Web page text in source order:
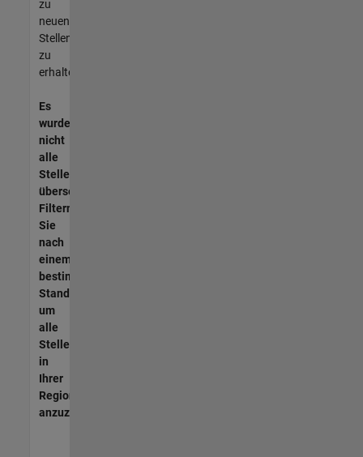
zu
neuen
Stellenangeboten
zu
erhalten.
Es
wurden
nicht
alle
Stellen
übersetzt.
Filtern
Sie
nach
einem
bestimmten
Standort,
um
alle
Stellenangebote
in
Ihrer
Region
anzuzeigen.